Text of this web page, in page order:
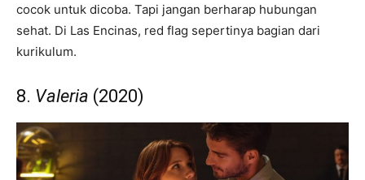
cocok untuk dicoba. Tapi jangan berharap hubungan
sehat. Di Las Encinas, red flag sepertinya bagian dari
kurikulum.
8. Valeria (2020)